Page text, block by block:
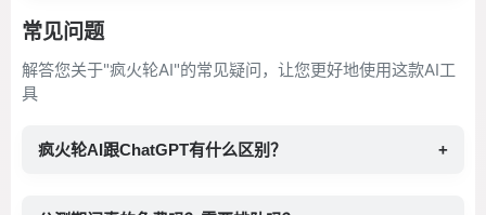
常见问题
解答您关于"疯火轮AI"的常见疑问，让您更好地使用这款AI工
具
疯火轮AI跟ChatGPT有什么区别？ +